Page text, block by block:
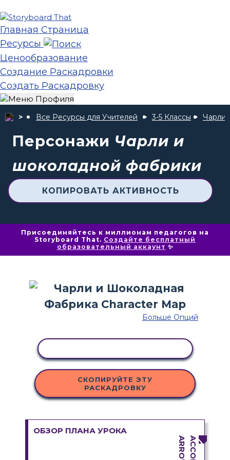
Главная Страница
Ресурсы
Ценообразование
Создание Раскадровки
Создать Раскадровку
Все Ресурсы для Учителей 3-5 Классы Чарли
Персонажи Чарли и
шоколадной фабрики
КОПИРОВАТЬ АКТИВНОСТЬ
Присоединяйтесь к миллионам педагогов на
Storyboard That. Создайте бесплатный
образовательный аккаунт ✨
Больше Опций
СКОПИРУЙТЕ ЭТУ
РАСКАДРОВКУ
ОБЗОР ПЛАНА УРОКА